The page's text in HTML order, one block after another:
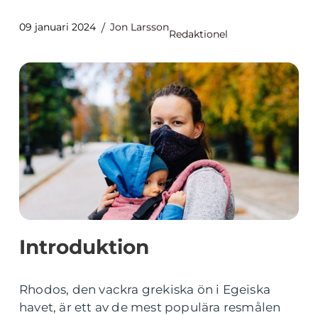
09 januari 2024 Jon Larsson
Redaktionel
Introduktion
Rhodos, den vackra grekiska ön i Egeiska
havet, är ett av de mest populära resmålen